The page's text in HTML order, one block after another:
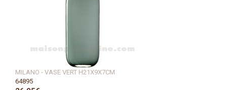
MILANO - VASE VERT H21X9X7CM
64895